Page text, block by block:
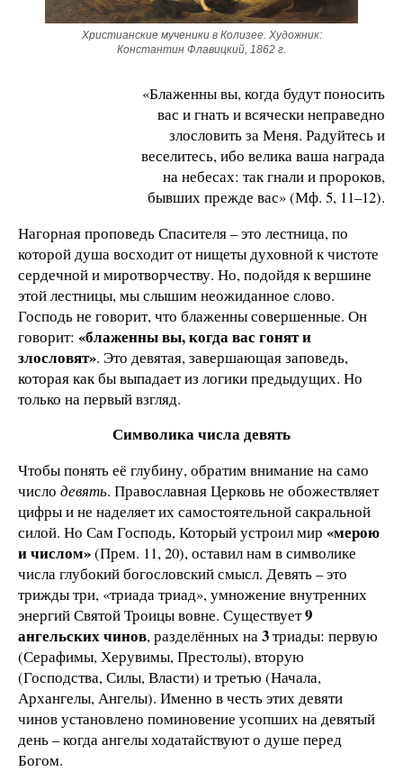
Христианские мученики в Колизее. Художник:
Константин Флавицкий, 1862 г.
«Блаженны вы, когда будут поносить
вас и гнать и всячески неправедно
злословить за Меня. Радуйтесь и
веселитесь, ибо велика ваша награда
на небесах: так гнали и пророков,
бывших прежде вас» (Мф. 5, 11–12).
Нагорная проповедь Спасителя – это лестница, по
которой душа восходит от нищеты духовной к чистоте
сердечной и миротворчеству. Но, подойдя к вершине
этой лестницы, мы слышим неожиданное слово.
Господь не говорит, что блаженны совершенные. Он
говорит: «блаженны вы, когда вас гонят и
злословят». Это девятая, завершающая заповедь,
которая как бы выпадает из логики предыдущих. Но
только на первый взгляд.
Символика числа девять
Чтобы понять её глубину, обратим внимание на само
число девять. Православная Церковь не обожествляет
цифры и не наделяет их самостоятельной сакральной
силой. Но Сам Господь, Который устроил мир «мерою
и числом»(Прем. 11, 20), оставил нам в символике
числа глубокий богословский смысл. Девять – это
трижды три, «триада триад», умножение внутренних
энергий Святой Троицы вовне. Существует9
ангельских чинов, разделённых на3триады: первую
(Серафимы, Херувимы, Престолы), вторую
(Господства, Силы, Власти) и третью (Начала,
Архангелы, Ангелы). Именно в честь этих девяти
чинов установлено поминовение усопших на девятый
день – когда ангелы ходатайствуют о душе перед
Богом.